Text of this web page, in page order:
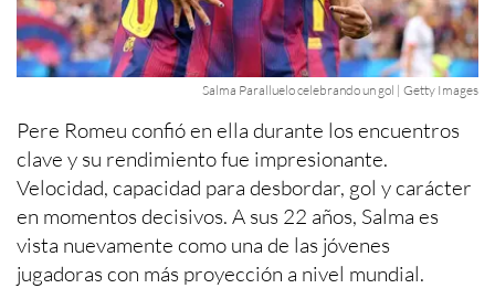
Salma Paralluelo celebrando un gol | Getty Images
Pere Romeu confió en ella durante los encuentros
clave y su rendimiento fue impresionante.
Velocidad, capacidad para desbordar, gol y carácter
en momentos decisivos. A sus 22 años, Salma es
vista nuevamente como una de las jóvenes
jugadoras con más proyección a nivel mundial.